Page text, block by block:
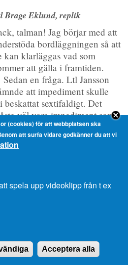
Brage Eklund, replik
talman! Jag börjar med att
bordläggningen så att
kan klarläggas vad som
att gälla i framtiden.
Sedan en fråga. Ltl Jansson
att impediment skulle
beskattat sextifaldigt. Det
väl vara impediment som
mot en strandtomt?
på alla impediment
väl inte höjas, t.ex. ett
till strandtomt eller
Eklunds fråga är synnerligen
Utan att gå in desto
(cookies) för att webbplatsen ska
att surfa vidare godkänner du att vi
spela upp videoklipp från t ex
Acceptera alla